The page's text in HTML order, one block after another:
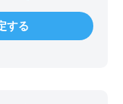
する